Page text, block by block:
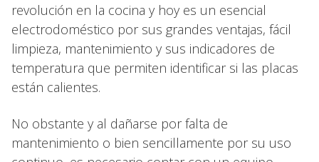
revolución en la cocina y hoy es un esencial
electrodoméstico por sus grandes ventajas, fácil
limpieza, mantenimiento y sus indicadores de
temperatura que permiten identificar si las placas
están calientes.
No obstante y al dañarse por falta de
mantenimiento o bien sencillamente por su uso